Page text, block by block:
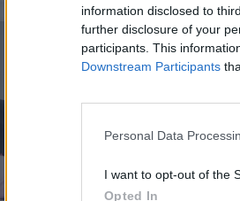
information disclosed to
further disclosure of your
participants. This
Downstream Participants
Personal Data
I want to opt-out of the
Opted In
11